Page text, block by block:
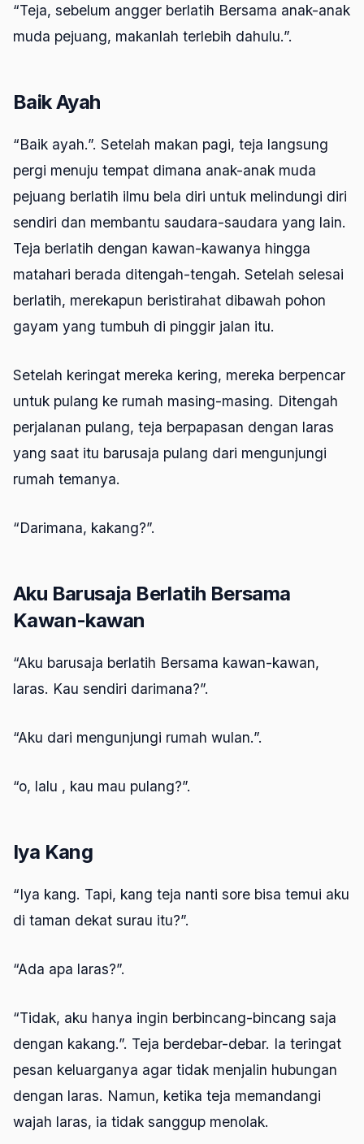
“Teja, sebelum angger berlatih Bersama anak-anak
muda pejuang, makanlah terlebih dahulu.”.
Baik Ayah
“Baik ayah.”. Setelah makan pagi, teja langsung
pergi menuju tempat dimana anak-anak muda
pejuang berlatih ilmu bela diri untuk melindungi diri
sendiri dan membantu saudara-saudara yang lain.
Teja berlatih dengan kawan-kawanya hingga
matahari berada ditengah-tengah. Setelah selesai
berlatih, merekapun beristirahat dibawah pohon
gayam yang tumbuh di pinggir jalan itu.
Setelah keringat mereka kering, mereka berpencar
untuk pulang ke rumah masing-masing. Ditengah
perjalanan pulang, teja berpapasan dengan laras
yang saat itu barusaja pulang dari mengunjungi
rumah temanya.
“Darimana, kakang?”.
Aku Barusaja Berlatih Bersama
Kawan-kawan
“Aku barusaja berlatih Bersama kawan-kawan,
laras. Kau sendiri darimana?”.
“Aku dari mengunjungi rumah wulan.”.
“o, lalu , kau mau pulang?”.
Iya Kang
“Iya kang. Tapi, kang teja nanti sore bisa temui aku
di taman dekat surau itu?”.
“Ada apa laras?”.
“Tidak, aku hanya ingin berbincang-bincang saja
dengan kakang.”. Teja berdebar-debar. Ia teringat
pesan keluarganya agar tidak menjalin hubungan
dengan laras. Namun, ketika teja memandangi
wajah laras, ia tidak sanggup menolak.